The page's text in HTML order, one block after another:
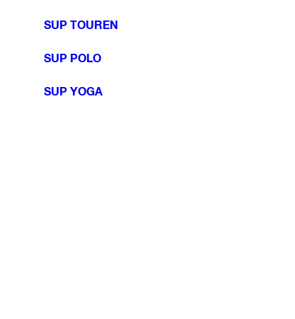
SUP TOUREN
SUP POLO
SUP YOGA